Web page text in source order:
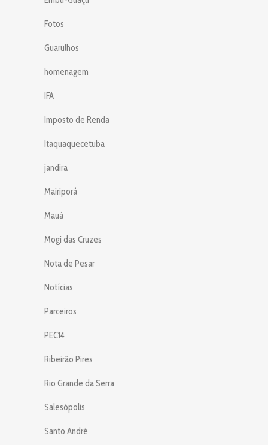
Fotos
Guarulhos
homenagem
IFA
Imposto de Renda
Itaquaquecetuba
jandira
Mairiporá
Mauá
Mogi das Cruzes
Nota de Pesar
Notícias
Parceiros
PEC14
Ribeirão Pires
Rio Grande da Serra
Salesópolis
Santo André